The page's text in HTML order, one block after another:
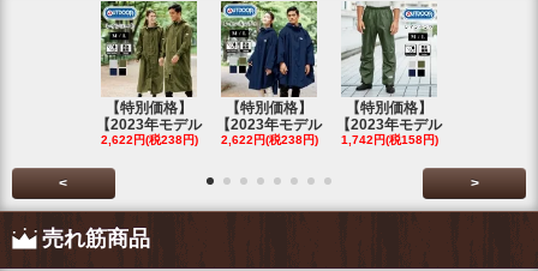
【特別価格】
【2023年モデル
2,622円(税238円)
【特別価格】
【2023年モデル
2,622円(税238円)
【特別価格】
【2023年モデル
1,742円(税158円)
< >
売れ筋商品